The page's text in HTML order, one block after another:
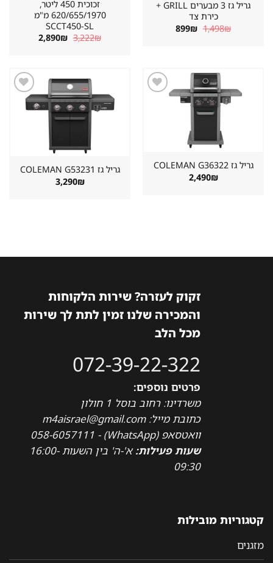
גריל גז 3 מבערים GRILL +
כירת צד
1,498₪ המחיר
המקורי
899₪ המחיר
הנוכחי
זכוכית 450 ליטר,
620/655/1970 מ"מ
SCCT450-SL
3,222₪ המחיר
2,890₪ המחיר
הנוכחי
גריל גז ⁦COLEMAN G36322⁩
2,490₪
שמור
מוצר
גריל גז ⁦COLEMAN G53231⁩
3,290₪
זקוק לעזרה? שירות הלקוחות
והמכירה שלנו זמין לתת לך שירות
מכל הלב
072-39-22-322
פרטים נוספים:
משרדינו: רחוב בוסל 1 חולון
כתובת מייל: m4aisrael@gmail.com
וואטסאפ (WhatsApp) - 058-6057111
שעות פעילות:
א'-ה' בין השעות 16:00-
09:30
קטגוריות מובילות
מזגנים